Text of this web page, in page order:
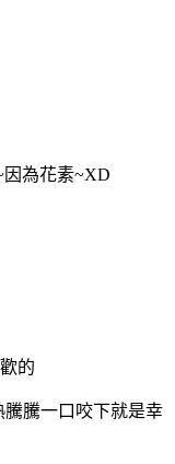
為花素~XD
的
騰一口咬下就是幸